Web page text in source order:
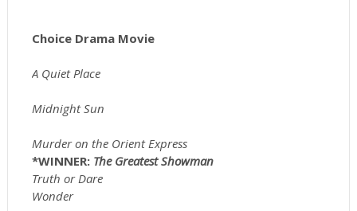
Choice Drama Movie
A Quiet Place
Midnight Sun
Murder on the Orient Express
*WINNER:The Greatest Showman
Truth or Dare
Wonder